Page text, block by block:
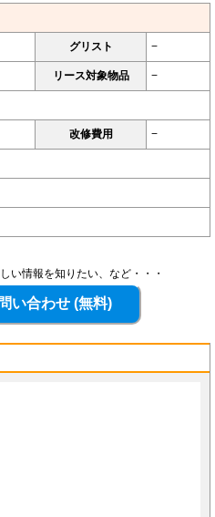
グリスト −
リース対象物品 −
改修費用 −
い情報を知りたい、など・・・